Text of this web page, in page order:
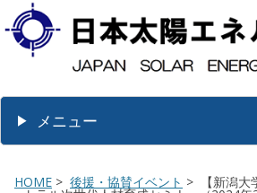
メニュー
HOME > 後援・協賛イベント > 【新潟大